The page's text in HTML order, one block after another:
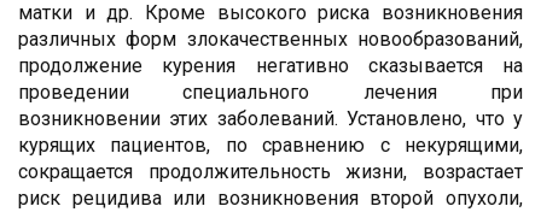
матки и др. Кроме высокого риска возникновения
различных форм злокачественных новообразований,
продолжение курения негативно сказывается на
проведении специального лечения при
возникновении этих заболеваний. Установлено, что у
курящих пациентов, по сравнению с некурящими,
сокращается продолжительность жизни, возрастает
риск рецидива или возникновения второй опухоли,